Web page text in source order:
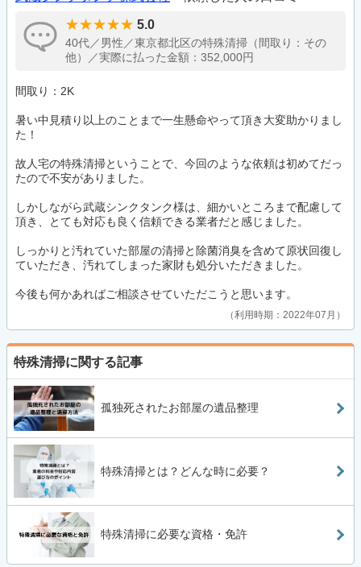
5.0
40代／男性／東京都北区の特殊清掃（間取り：その
他）／実際に払った金額：352,000円
間取り：2K
暑い中見積り以上のことまで一生懸命やって頂き大変助かりまし
た！
故人宅の特殊清掃ということで、今回のような依頼は初めてだっ
たので不安がありました。
しかしながら武蔵シンクタンク様は、細かいところまで配慮して
頂き、とても対応も良く信頼できる業者だと感じました。
しっかりと汚れていた部屋の清掃と除菌消臭を含めて原状回復し
ていただき、汚れてしまった家財も処分いただきました。
今後も何かあればご相談させていただこうと思います。
利用時期：2022年07月
特殊清掃に関する記事
孤独死されたお部屋の遺品整理
特殊清掃とは？どんな時に必要？
特殊清掃に必要な資格・免許